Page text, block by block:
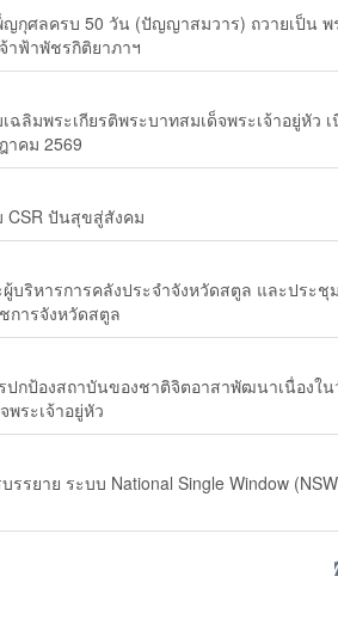
กุศลครบ 50 วัน (ปัญญาสมวาร) ถวายเป็น พ
าฟ้าพัชรกิติยาภาฯ
ลิมพระเกียรติพระบาทสมเด็จพระเจ้าอยู่หัว
าคม 2569
CSR ปันสุขสู่สังคม
ริหารการคลังประจำจังหวัดสตูล และประ
การจังหวัดสตูล
ปกป้องสถาบันของชาติจิตอาสาพัฒนาเนื่องใ
ระเจ้าอยู่หัว
รยาย ระบบ National Single Window